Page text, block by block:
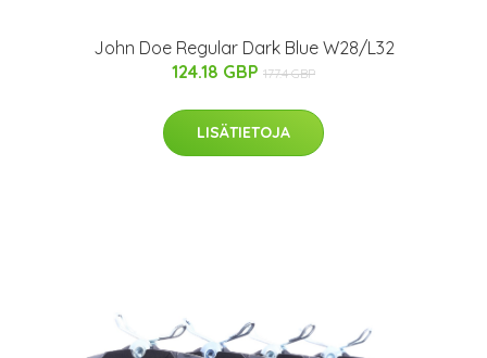
John Doe Regular Dark Blue W28/L32
124.18 GBP 177.4 GBP
LISÄTIETOJA